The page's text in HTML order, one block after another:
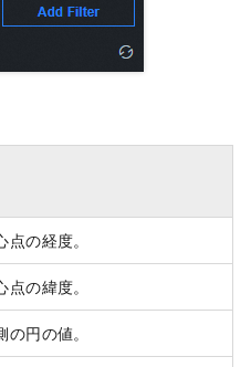
点の経度。
点の緯度。
の円の値。